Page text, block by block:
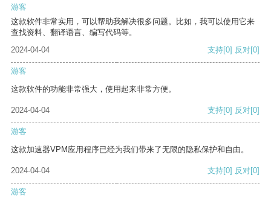
游客
这款软件非常实用，可以帮助我解决很多问题。比如，我可以使用它来
查找资料、翻译语言、编写代码等。
2024-04-04
支持[0] 反对[0]
游客
这款软件的功能非常强大，使用起来非常方便。
2024-04-04 支持[0] 反对[0]
游客
这款加速器VPM应用程序已经为我们带来了无限的隐私保护和自由。
2024-04-04 支持[0] 反对[0]
游客